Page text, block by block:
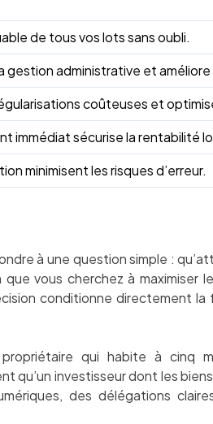
de tous vos lots sans oubli.
gestion administrative et
coûteuses et
immédiat sécurise la rentabilité
minimisent les risques d’erreur.
à une question simple :
vous cherchez à maximiser
conditionne directement la
qui habite à cinq
qu’un investisseur dont les
des délégations